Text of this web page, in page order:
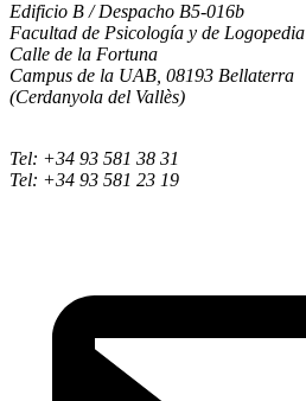
Edificio B / Despacho B5-016b
Facultad de Psicología y de Logopedia
Calle de la Fortuna
Campus de la UAB, 08193 Bellaterra
(Cerdanyola del Vallès)
Tel: +34 93 581 38 31
Tel: +34 93 581 23 19